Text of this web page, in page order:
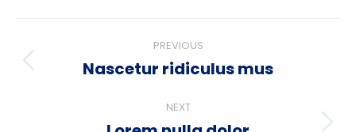
navigation
PREVIOUS
Previous
Nascetur ridiculus mus
NEXT